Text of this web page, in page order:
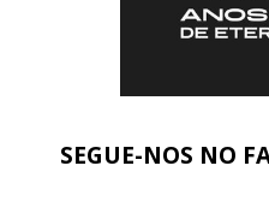
SEGUE-NOS NO